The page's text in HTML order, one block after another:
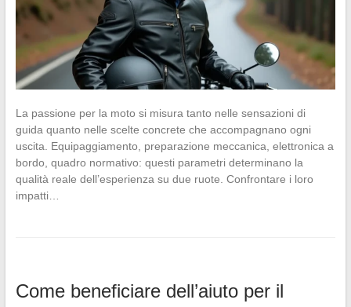
La passione per la moto si misura tanto nelle sensazioni di
guida quanto nelle scelte concrete che accompagnano ogni
uscita. Equipaggiamento, preparazione meccanica, elettronica a
bordo, quadro normativo: questi parametri determinano la
qualità reale dell’esperienza su due ruote. Confrontare i loro
impatti…
Come beneficiare dell’aiuto per il